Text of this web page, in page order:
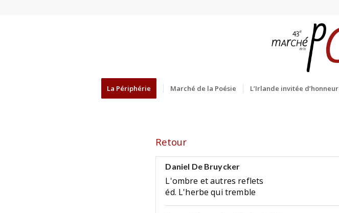
La Périphérie Marché de la Poésie L’Irlande invitée d’honneur
Retour
Daniel De Bruycker
L'ombre et autres reflets
éd. L'herbe qui tremble